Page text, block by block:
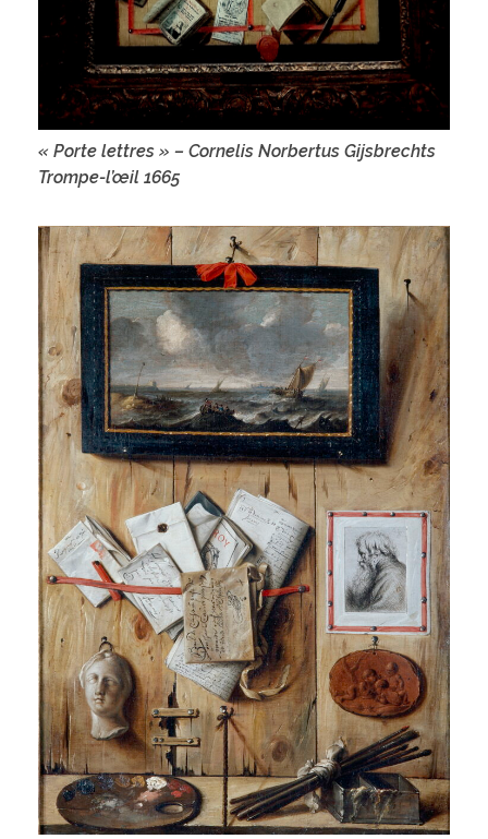
« Porte lettres » – Cornelis Norbertus Gijsbrechts
Trompe-l’œil 1665